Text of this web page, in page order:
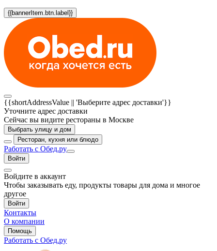
{{bannerItem.btn.label}}
{{shortAddressValue || 'Выберите адрес доставки'}}
Уточните адрес доставки
Сейчас вы видите рестораны в Москве
Выбрать улицу и дом
Ресторан, кухня или блюдо
Работать с Обед.ру
Войти
Войдите в аккаунт
Чтобы заказывать еду, продукты товары для дома и многое
другое
Войти
Контакты
О компании
Помощь
Работать с Обед.ру